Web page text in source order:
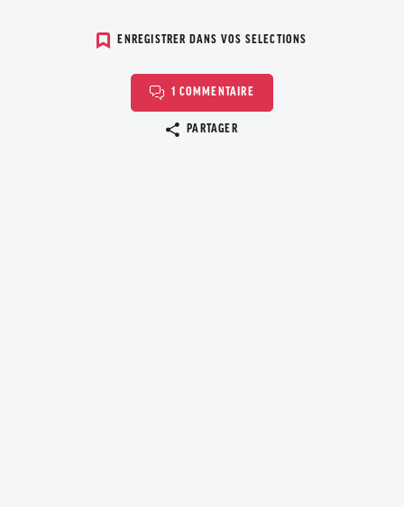
ENREGISTRER DANS VOS SELECTIONS
1 COMMENTAIRE
PARTAGER